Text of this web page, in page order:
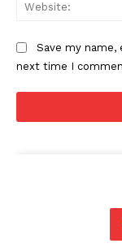
Save my
next time I